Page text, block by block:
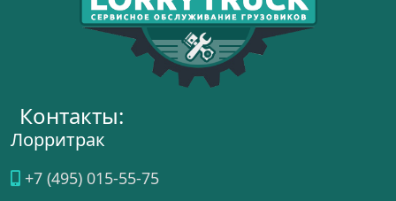
Контакты:
Лорритрак
+7 (495) 015-55-75